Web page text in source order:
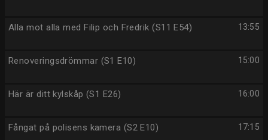
13:55
Alla mot alla med Filip och Fredrik (S11 E54)
15:00
Renoveringsdrömmar (S1 E10)
16:00
Här är ditt kylskåp (S1 E26)
17:15
Fångat på polisens kamera (S2 E10)